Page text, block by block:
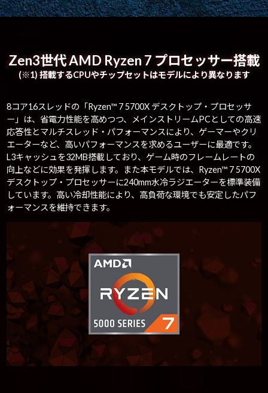
Zen3世代 AMD Ryzen 7 プロセッサー搭載
(※1) 搭載するCPUやチップセットはモデルにより異なります
8コア16スレッドの「Ryzen™ 7 5700X デスクトップ・プロセッサ
ー」は、省電力性能を高めつつ、メインストリームPCとしての高速
応答性とマルチスレッド・パフォーマンスにより、ゲーマーやクリ
エーターなど、高いパフォーマンスを求めるユーザーに最適です。
L3キャッシュを32MB搭載しており、ゲーム時のフレームレートの
向上などに効果を発揮します。また本モデルでは、Ryzen™ 7 5700X
デスクトップ・プロセッサーに240mm水冷ラジエーターを標準装備
しています。高い冷却性能により、高負荷な環境でも安定したパフ
ォーマンスを維持できます。